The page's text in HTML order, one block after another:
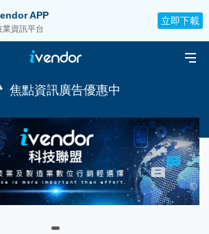
APP
業資訊平台
立即下載
焦點資訊廣告優惠中